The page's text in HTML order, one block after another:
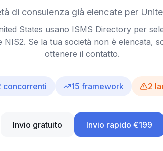
di consulenza già elencate per
States usano ISMS Directory per
NIS2. Se la tua società non è elencata,
ottenere il contatto.
concorrenti 15 framework 2
Invio gratuito Invio rapido €199